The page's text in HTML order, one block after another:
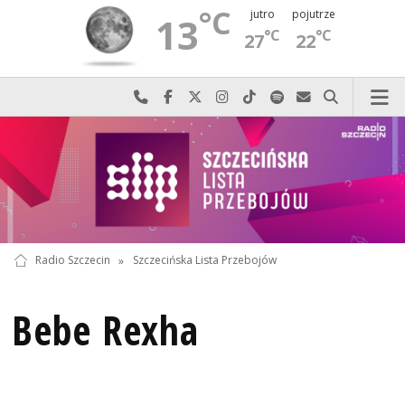
13°C jutro
27°C
pojutrze
22°C
Najlepiej po prostu do nas zadzwoń
Odwiedź nas na Facebook-u
Odwiedź nas na X
Odwiedź nas na Instagram-ie
Odwiedź nas na TikTok-u
Szukaj nas na Spotify
Wyślij do nas
Szukaj
Radio Szczecin » Szczecińska Lista Przebojów
Bebe Rexha